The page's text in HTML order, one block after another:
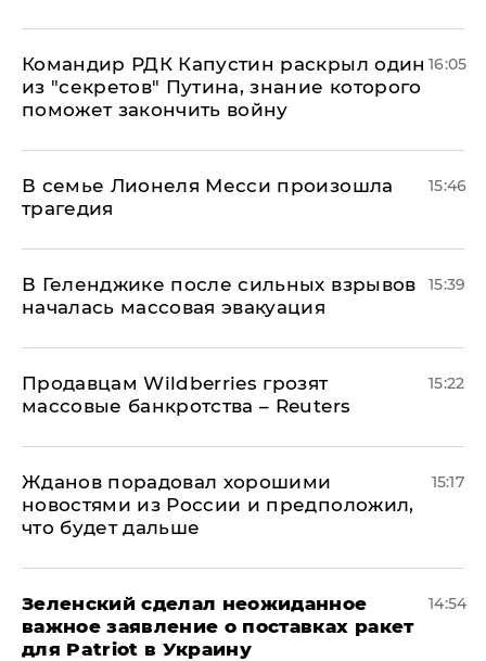
Командир РДК Капустин раскрыл один
из "секретов" Путина, знание которого
поможет закончить войну
16:05
В семье Лионеля Месси произошла
трагедия
15:46
В Геленджике после сильных взрывов
началась массовая эвакуация
15:39
Продавцам Wildberries грозят
массовые банкротства – Reuters
15:22
Жданов порадовал хорошими
новостями из России и предположил,
что будет дальше
15:17
Зеленский сделал неожиданное
важное заявление о поставках ракет
для Patriot в Украину
14:54